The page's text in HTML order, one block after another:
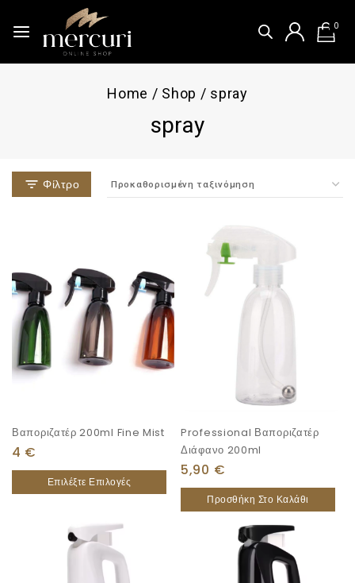
0
Home / Shop / spray
spray
Φίλτρο
Βαποριζατέρ 200ml Fine Mist
4 €
Επιλέξτε Επιλογές
Professional Βαποριζατέρ
Διάφανο 200ml
5,90 €
Προσθήκη Στο Καλάθι